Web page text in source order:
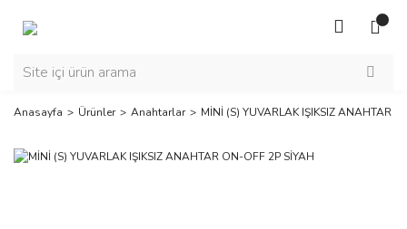
Anasayfa Ürünler Anahtarlar MİNİ (S) YUVARLAK IŞIKSIZ ANAHTAR